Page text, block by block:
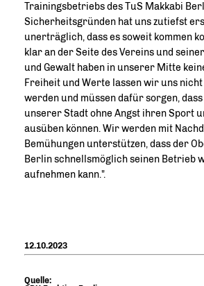
Trainingsbetriebs des TuS Makkabi
Sicherheitsgründen hat uns zutiefst
unerträglich, dass es soweit kommen
klar an der Seite des Vereins und
und Gewalt haben in unserer Mitte
Freiheit und Werte lassen wir uns
werden und müssen dafür sorgen,
unserer Stadt ohne Angst ihren Sport
ausüben können. Wir werden mit
Bemühungen unterstützen, dass der
Berlin schnellsmöglich seinen Betrieb
aufnehmen kann.".
12.10.2023
Quelle: